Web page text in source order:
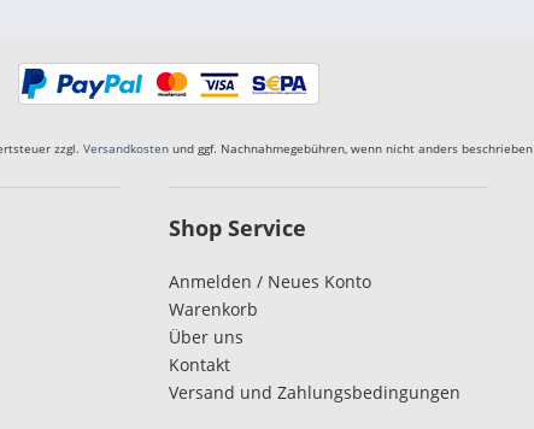
zzgl. Versandkosten und ggf. Nachnahmegebühren, wenn nicht anders beschrieben
Shop Service
Anmelden / Neues Konto
Warenkorb
Über uns
Kontakt
Versand und Zahlungsbedingungen